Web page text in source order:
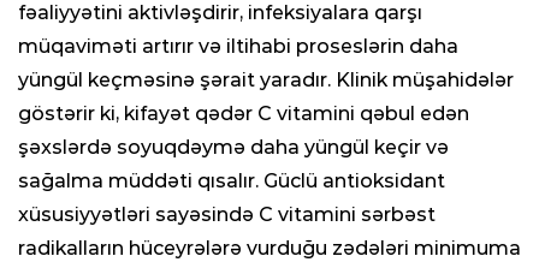
fəaliyyətini aktivləşdirir, infeksiyalara qarşı
müqaviməti artırır və iltihabi proseslərin daha
yüngül keçməsinə şərait yaradır. Klinik müşahidələr
göstərir ki, kifayət qədər C vitamini qəbul edən
şəxslərdə soyuqdəymə daha yüngül keçir və
sağalma müddəti qısalır. Güclü antioksidant
xüsusiyyətləri sayəsində C vitamini sərbəst
radikalların hüceyrələrə vurduğu zədələri minimuma